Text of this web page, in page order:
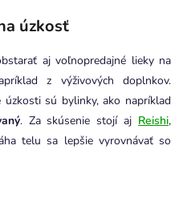
úzkosť
aj voľnopredajné lieky na
z výživových doplnkov.
sú bylinky, ako napríklad
. Za skúsenie stojí aj Reishi,
telu sa lepšie vyrovnávať so